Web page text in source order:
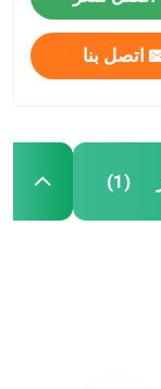
اتصل بنا
(1)